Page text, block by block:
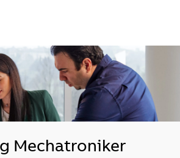
Mechatroniker